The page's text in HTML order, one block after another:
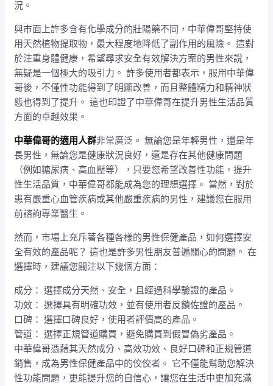
況。
與市面上許多含有化學成分的壯陽藥不同，中華偉哥堅持使
用天然植物提取物，最大程度地降低了副作用的風險。 這對
於注重身體健康，希望尋求安全有效解決方案的男性來說，
無疑是一個極大的吸引力。 許多使用者都表示，服用中華偉
哥後，不僅性功能得到了明顯改善，而且整體精力和精神狀
態也得到了提升。 這也印證了中華偉哥在提升男性生活品質
方面的卓越效果。
中華偉哥的適用人群非常廣泛。 無論您是年輕男性，還是年
長男性，無論您是健康狀況良好，還是存在其他健康問題
（例如糖尿病、高血壓等），只要您希望改善性功能，提升
性生活品質，中華偉哥都能成為您的理想選擇。 當然，對於
患有嚴重心血管疾病或其他嚴重疾病的男性，建議您在服用
前諮詢專業醫生。
然而，市場上充斥著各種各樣的男性保健產品，如何選擇安
全有效的產品呢？ 這也是許多男性朋友普遍關心的問題。 在
選擇時，建議您關注以下幾個方面：
成分： 選擇成分天然、安全，且經過科學驗證的產品。
功效： 選擇具有明確功效，並有使用者反饋佐證的產品。
口碑： 選擇口碑良好，使用者評價高的產品。
管道： 選擇正規管道購買，避免購買到假冒偽劣產品。
中華偉哥憑藉其天然成分、高效功效、良好口碑和正規管道
銷售，成為男性保健產品中的佼佼者。 它不僅能幫助您解決
性功能問題，更能提升您的自信心，讓您在生活中更加充滿